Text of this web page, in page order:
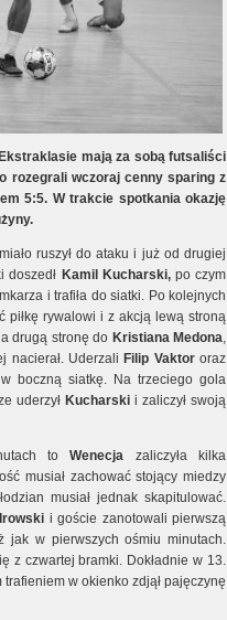
mają za sobą futsaliści
rozegrali wczoraj cenny sparing z
5:5. W trakcie spotkania okazję
ruszył do ataku i już od drugiej
doszedł Kamil Kucharski, po czym
i trafiła do siatki. Po kolejnych
piłkę rywalowi i z akcją lewą stroną
drugą stronę do Kristiana Medona,
nacierał. Uderzali Filip Vaktororaz
boczną siatkę. Na trzeciego gola
uderzył Kucharskii zaliczył swoją
toWenecja zaliczyła kilka
musiał zachować stojący miedzy
musiał jednak skapitulować.
i goście zanotowali pierwszą
jak w pierwszych ośmiu minutach.
z czwartej bramki. Dokładnie w 13.
trafieniem w okienko zdjął pajęczynę